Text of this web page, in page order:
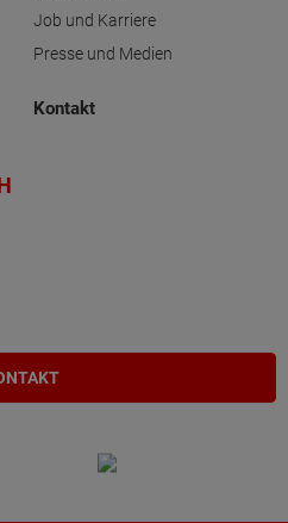
Job und Karriere
Presse und Medien
Kontakt